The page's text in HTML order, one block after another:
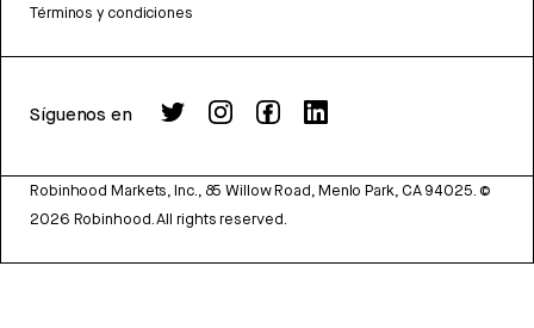
Términos y condiciones
Síguenos en
Robinhood Markets, Inc., 85 Willow Road, Menlo Park, CA 94025. ©
2026 Robinhood. All rights reserved.